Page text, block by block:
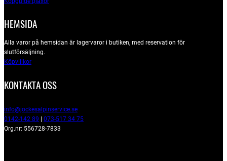
HEMSIDA
Alla varor på hemsidan är lagervaror i butiken, med reservation för
slutförsäljning.
Köpvillkor
KONTAKTA OSS
info@jockesalpinservice.se
0142-142 89 | 073-517 34 75
Org.nr: 556728-7833